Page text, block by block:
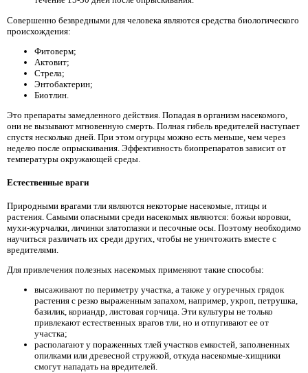
Совершенно безвредными для человека являются средства биологического
происхождения:
Фитоверм;
Актовит;
Стрела;
Энтобактерин;
Биотлин.
Это препараты замедленного действия. Попадая в организм насекомого,
они не вызывают мгновенную смерть. Полная гибель вредителей наступает
спустя несколько дней. При этом огурцы можно есть меньше, чем через
неделю после опрыскивания. Эффективность биопрепаратов зависит от
температуры окружающей среды.
Естественные враги
Природными врагами тли являются некоторые насекомые, птицы и
растения. Самыми опасными среди насекомых являются: божьи коровки,
мухи-журчалки, личинки златоглазки и песочные осы. Поэтому необходимо
научиться различать их среди других, чтобы не уничтожить вместе с
вредителями.
Для привлечения полезных насекомых применяют такие способы:
высаживают по периметру участка, а также у огуречных грядок
растения с резко выраженным запахом, например, укроп, петрушка,
базилик, кориандр, листовая горчица. Эти культуры не только
привлекают естественных врагов тли, но и отпугивают ее от
участка;
располагают у пораженных тлей участков емкостей, заполненных
опилками или древесной стружкой, откуда насекомые-хищники
смогут нападать на вредителей.